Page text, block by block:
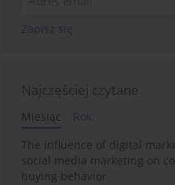
Zapisz się
Najczęściej czytane
Miesiąc
Rok
The influence of digital
social media marketing on
buying behavior